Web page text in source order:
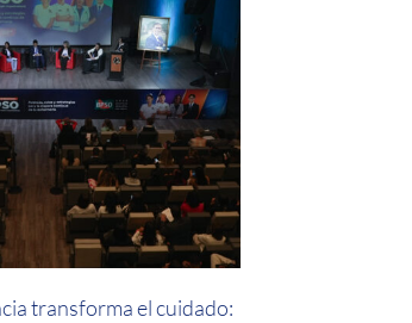
transforma el cuidado: